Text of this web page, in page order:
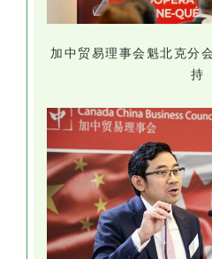
加中贸易理事会魁北克分
持